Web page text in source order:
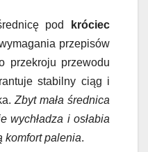
pod
króciec
przepisów
przekroju przewodu
stabilny ciąg i
Zbyt mała średnica
wychładza i osłabia
komfort palenia.